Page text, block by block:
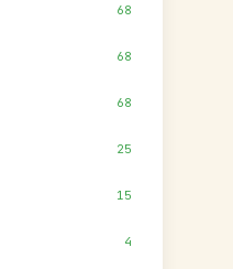
68
68
68
25
15
4